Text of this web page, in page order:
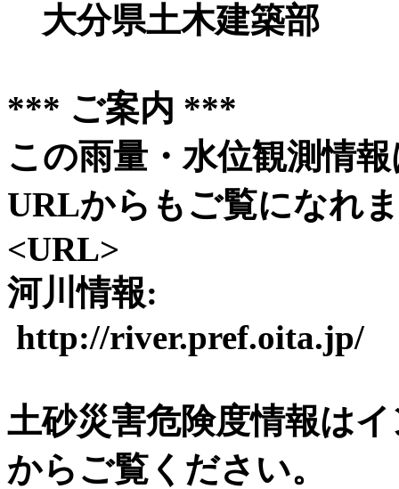
大分県土木建築部
*** ご案内 ***
この雨量・水位観測情
URLからもご覧になれ
<URL>
河川情報:
http://river.pref.oita.jp/
土砂災害危険度情報は
からご覧ください。